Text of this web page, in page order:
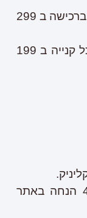
21-24.11: מברשת דו צדדית מתנה ברכישה ב 299
25-28.11: פלטת שימרים מתנה בכל קנייה ב 199
זוגות מוצרים בסט סלרים עד 40% הנחה באתר